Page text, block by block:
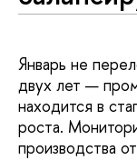
Январь не
двух лет —
находится в
роста.
производства